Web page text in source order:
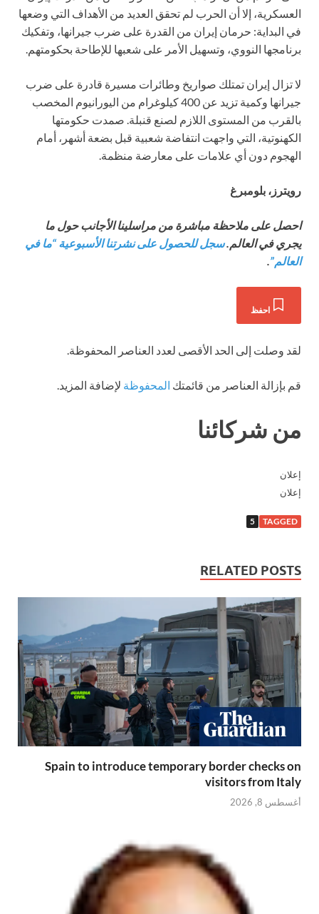
العسكرية، إلا أن الحرب لم تحقق العديد من الأهداف التي وضعها
في البداية: حرمان إيران من القدرة على ضرب جيرانها، وتفكيك
برنامجها النووي، وتسهيل الأمر على شعبها للإطاحة بحكومتهم.
لا تزال إيران تمتلك صواريخ وطائرات مسيرة قادرة على ضرب
جيرانها وكمية تزيد عن 400 كيلوغرام من اليورانيوم المخصب
بالقرب من المستوى اللازم لصنع قنبلة. صمدت حكومتها
الكهنوتية، التي واجهت انتفاضة شعبية قبل بضعة أشهر، أمام
الهجوم دون أي علامات على معارضة منظمة.
رويترز، بلومبرغ
احصل على ملاحظة مباشرة من مراسلينا الأجانبحول ما
يجري في العالم.سجل للحصول على نشرتنا الأسبوعية “ما في
العالم”.
احفظ
لقد وصلت إلى الحد الأقصى لعدد العناصر المحفوظة.
قم بإزالة العناصر من قائمتك المحفوظة لإضافة المزيد.
من شركائنا
إعلان
إعلان
TAGGED
5
RELATED POSTS
Spain to introduce temporary border checks on
visitors from Italy
أغسطس 8, 2026